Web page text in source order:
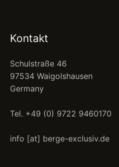
Kontakt
Schulstraße 46
97534 Waigolshausen
Germany
Tel. +49 (0) 9722 9460170
info [at] berge-exclusiv.de